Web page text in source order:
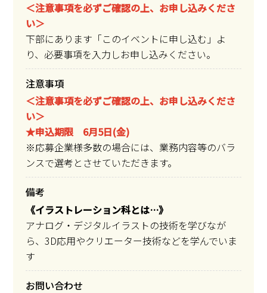
＜注意事項を必ずご確認の上、お申し込みくださ
い＞
下部にあります「このイベントに申し込む」よ
り、必要事項を入力しお申し込みください。
注意事項
＜注意事項を必ずご確認の上、お申し込みくださ
い＞
★申込期限 6月5日(金)
※応募企業様多数の場合には、業務内容等のバラ
ンスで選考とさせていただきます。
備考
《イラストレーション科とは…》
アナログ・デジタルイラストの技術を学びなが
ら、3D応用やクリエーター技術などを学んでいま
す
お問い合わせ